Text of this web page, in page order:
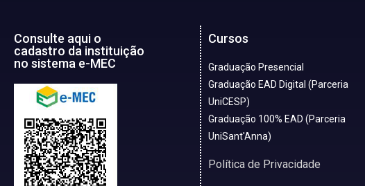
Consulte aqui o
cadastro da instituição
no sistema e-MEC
Cursos
Graduação Presencial
Graduação EAD Digital (Parceria
UniCESP)
Graduação 100% EAD (Parceria
UniSant'Anna)
Política de Privacidade